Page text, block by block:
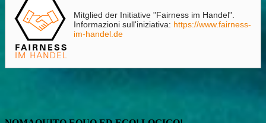
Mitglied der Initiative "Fairness im Handel".
Informazioni sull'iniziativa: https://www.fairness-
im-handel.de